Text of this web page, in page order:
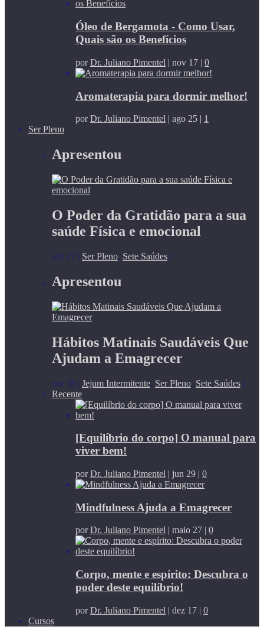
Óleo de Bergamota - Como Usar,
Quais são os Benefícios
porDr. Juliano Pimentel | nov 17 | 0
Aromaterapia para dormir melhor!
porDr. Juliano Pimentel | ago 25 | 1
Ser Pleno
Apresentou
O Poder da Gratidão para a sua
saúde Física e emocional
abr 27 | Ser Pleno, Sete Saúdes |
Apresentou
Hábitos Matinais Saudáveis Que
Ajudam a Emagrecer
out 18 | Jejum Intermitente, Ser Pleno, Sete Saúdes |
Recente
[Equilíbrio do corpo] O manual para
viver bem!
porDr. Juliano Pimentel | jun 29 | 0
Mindfulness Ajuda a Emagrecer
porDr. Juliano Pimentel maio 27 0
Corpo, mente e espírito: Descubra o
poder deste equilíbrio!
porDr. Juliano Pimentel | dez 17 | 0
Cursos